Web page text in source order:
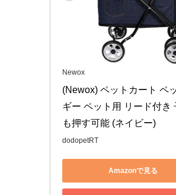
Newox
(Newox) ペットカート ペ
ギー ペット用 リード付き
も押す可能 (ネイビー)
dodopetRT
Amazonで見る